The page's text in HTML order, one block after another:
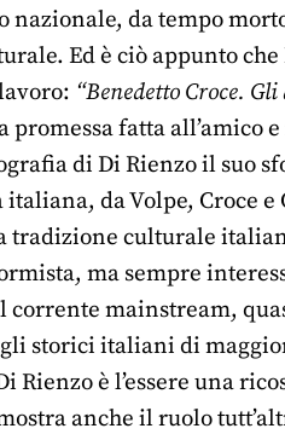
da tempo
Ed è ciò appunto
“Benedetto Croce.
fatta all’amico
di Di Rienzo il suo
da Volpe, Croce e
tradizione culturale
ma sempre
corrente mainstream,
storici italiani di
Rienzo è l’essere una
anche il ruolo